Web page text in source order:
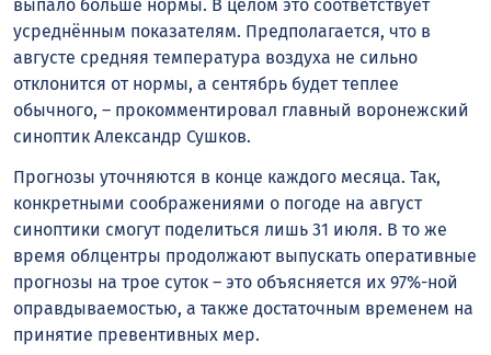
выпало больше нормы. В целом это соответствует
усреднённым показателям. Предполагается, что в
августе средняя температура воздуха не сильно
отклонится от нормы, а сентябрь будет теплее
обычного, – прокомментировал главный воронежский
синоптик Александр Сушков.
Прогнозы уточняются в конце каждого месяца. Так,
конкретными соображениями о погоде на август
синоптики смогут поделиться лишь 31 июля. В то же
время облцентры продолжают выпускать оперативные
прогнозы на трое суток – это объясняется их 97%-ной
оправдываемостью, а также достаточным временем на
принятие превентивных мер.